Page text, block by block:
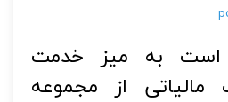
است به میز خدمت
مالیاتی از مجموعه